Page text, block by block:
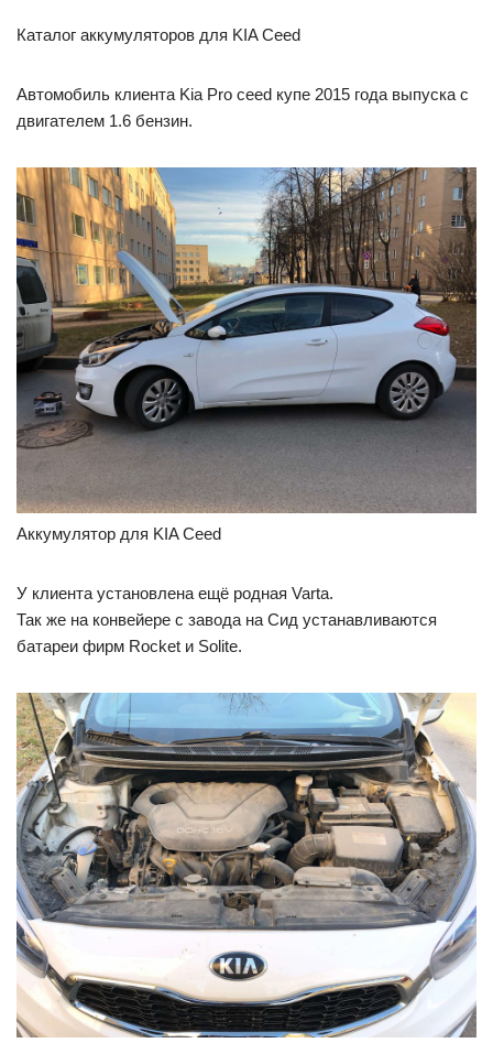
Каталог аккумуляторов для KIA Ceed
Автомобиль клиента Kia Pro ceed купе 2015 года выпуска с
двигателем 1.6 бензин.
Аккумулятор для KIA Ceed
У клиента установлена ещё родная Varta.
Так же на конвейере с завода на Сид устанавливаются
батареи фирм Rocket и Solite.